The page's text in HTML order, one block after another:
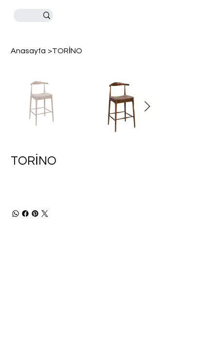
Anasayfa >TORİNO
TORİNO